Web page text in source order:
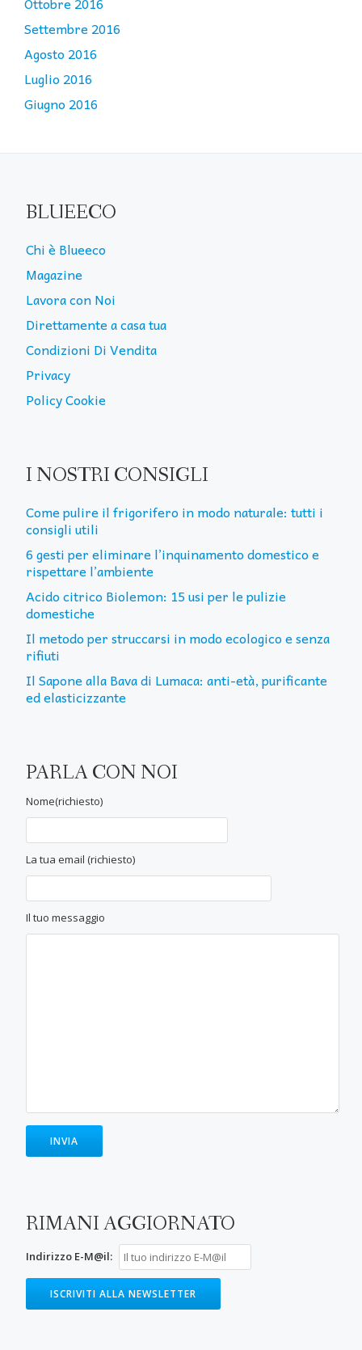
Settembre 2016
Agosto 2016
Luglio 2016
Giugno 2016
BLUEECO
Chi è Blueeco
Magazine
Lavora con Noi
Direttamente a casa tua
Condizioni Di Vendita
Privacy
Policy Cookie
I NOSTRI CONSIGLI
Come pulire il frigorifero in modo naturale: tutti i
consigli utili
6 gesti per eliminare l’inquinamento domestico e
rispettare l’ambiente
Acido citrico Biolemon: 15 usi per le pulizie
domestiche
Il metodo per struccarsi in modo ecologico e senza
rifiuti
Il Sapone alla Bava di Lumaca: anti-età, purificante
ed elasticizzante
PARLA CON NOI
Nome(richiesto)
La tua email (richiesto)
Il tuo messaggio
RIMANI AGGIORNATO
Indirizzo E-M@il: